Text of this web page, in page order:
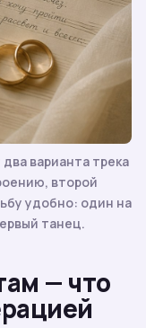
варианта трека
второй
удобно: один на
танец.
— что